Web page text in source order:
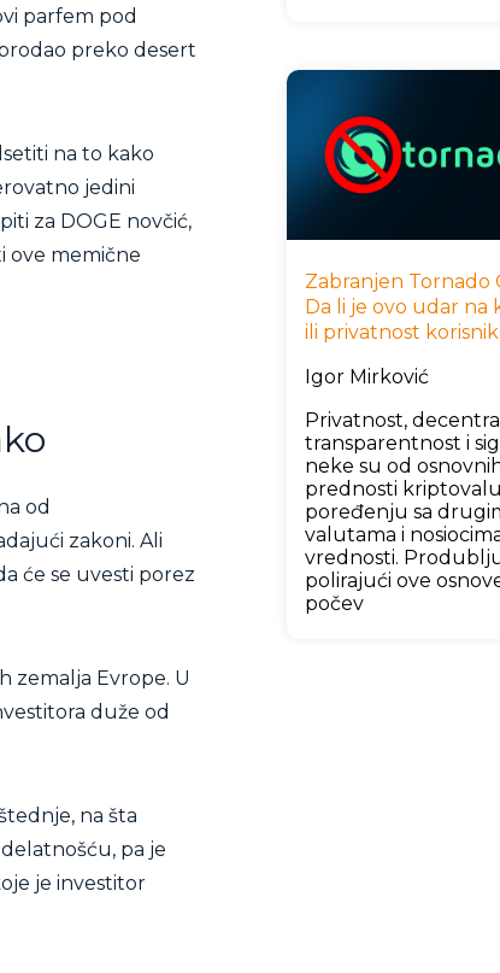
parfem pod
preko desert
na to kako
jedini
za DOGE novčić,
ove memične
od
zakoni. Ali
će se uvesti porez
zemalja Evrope. U
duže od
na šta
pa je
je investitor
Zabranjen Tornado
Da li je ovo udar na
ili privatnost
Igor Mirković
Privatnost,
transparentnost i
neke su od
prednosti
poređenju sa
valutama i
vrednosti.
polirajući ove
počev